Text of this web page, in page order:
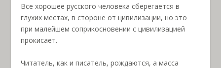
Все хорошее русского человека сберегается в
глухих местах, в стороне от цивилизации, но это
при малейшем соприкосновении с цивилизацией
прокисает.
Читатель, как и писатель, рождаются, а масса